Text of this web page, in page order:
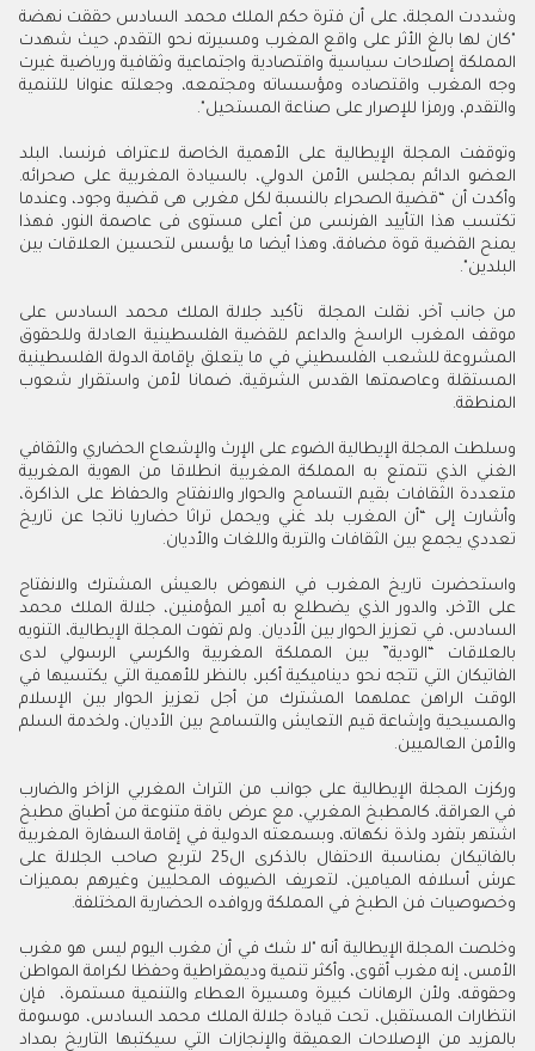
وشددت المجلة، على أن فترة حكم الملك محمد السادس حققت نهضة
"كان لها بالغ الأثر على واقع المغرب ومسيرته نحو التقدم، حيث شهدت
المملكة إصلاحات سياسية واقتصادية واجتماعية وثقافية ورياضية غيرت
وجه المغرب واقتصاده ومؤسساته ومجتمعه، وجعلته عنوانا للتنمية
والتقدم، ورمزا للإصرار على صناعة المستحيل".
وتوقفت المجلة الإيطالية على الأهمية الخاصة لاعتراف فرنسا، البلد
العضو الدائم بمجلس الأمن الدولي، بالسيادة المغربية على صحرائه.
وأكدت أن “قضية الصحراء بالنسبة لكل مغربى هى قضية وجود، وعندما
تكتسب هذا التأييد الفرنسى من أعلى مستوى فى عاصمة النور، فهذا
يمنح القضية قوة مضافة، وهذا أيضا ما يؤسس لتحسين العلاقات بين
البلدين".
من جانب آخر، نقلت المجلة تأكيد جلالة الملك محمد السادس على
موقف المغرب الراسخ والداعم للقضية الفلسطينية العادلة وللحقوق
المشروعة للشعب الفلسطيني في ما يتعلق بإقامة الدولة الفلسطينية
المستقلة وعاصمتها القدس الشرقية، ضمانا لأمن واستقرار شعوب
المنطقة.
وسلطت المجلة الإيطالية الضوء على الإرث والإشعاع الحضاري والثقافي
الغني الذي تتمتع به المملكة المغربية انطلاقا من الهوية المغربية
متعددة الثقافات بقيم التسامح والحوار والانفتاح والحفاظ على الذاكرة،
وأشارت إلى “أن المغرب بلد غني ويحمل تراثا حضاريا ناتجا عن تاريخ
تعددي يجمع بين الثقافات والتربة واللغات والأديان.
واستحضرت تاريخ المغرب في النهوض بالعيش المشترك والانفتاح
على الآخر، والدور الذي يضطلع به أمير المؤمنين، جلالة الملك محمد
السادس، في تعزيز الحوار بين الأديان. ولم تفوت المجلة الإيطالية، التنويه
بالعلاقات “الودية” بين المملكة المغربية والكرسي الرسولي لدى
الفاتيكان التي تتجه نحو ديناميكية أكبر، بالنظر للأهمية التي يكتسيها في
الوقت الراهن عملهما المشترك من أجل تعزيز الحوار بين الإسلام
والمسيحية وإشاعة قيم التعايش والتسامح بين الأديان، ولخدمة السلم
والأمن العالميين.
وركزت المجلة الإيطالية على جوانب من التراث المغربي الزاخر والضارب
في العراقة، كالمطبخ المغربي، مع عرض باقة متنوعة من أطباق مطبخ
اشتهر بتفرد ولذة نكهاته، وبسمعته الدولية في إقامة السفارة المغربية
بالفاتيكان بمناسبة الاحتفال بالذكرى ال25 لتربع صاحب الجلالة على
عرش أسلافه الميامين، لتعريف الضيوف المحليين وغيرهم بمميزات
وخصوصيات فن الطبخ في المملكة وروافده الحضارية المختلفة.
وخلصت المجلة الإيطالية أنه "لا شك في أن مغرب اليوم ليس هو مغرب
الأمس، إنه مغرب أقوى، وأكثر تنمية وديمقراطية وحفظا لكرامة المواطن
وحقوقه، ولأن الرهانات كبيرة ومسيرة العطاء والتنمية مستمرة، فإن
انتظارات المستقبل، تحت قيادة جلالة الملك محمد السادس، موسومة
بالمزيد من الإصلاحات العميقة والإنجازات التي سيكتبها التاريخ بمداد